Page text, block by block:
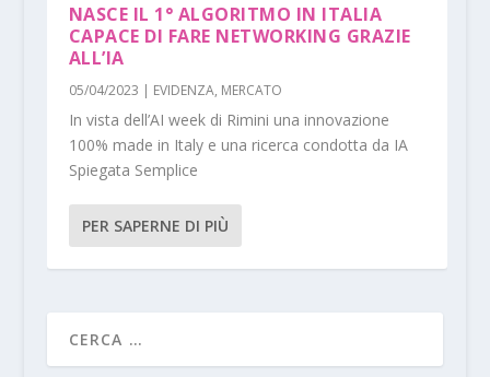
NASCE IL 1° ALGORITMO IN ITALIA
CAPACE DI FARE NETWORKING GRAZIE
ALL’IA
05/04/2023 | EVIDENZA, MERCATO
In vista dell’AI week di Rimini una innovazione
100% made in Italy e una ricerca condotta da IA
Spiegata Semplice
PER SAPERNE DI PIÙ